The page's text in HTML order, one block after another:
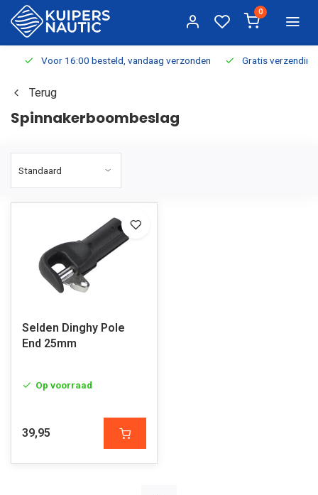
0
Voor 16:00 besteld, vandaag verzonden Gratis verzending
Terug
Spinnakerboombeslag
Selden Dinghy Pole
End 25mm
Op voorraad
39,95